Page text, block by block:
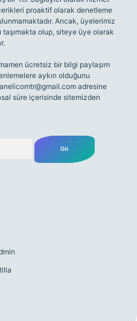
proaktif olarak denetleme
Ancak, üyelerimiz
olup, siteye üye olarak
ücretsiz bir bilgi paylaşım
aykırı olduğunu
adresine
süre içerisinde sitemizden